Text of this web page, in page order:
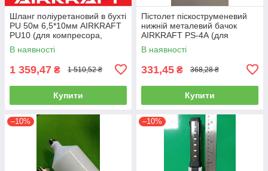
Шланг поліуретановий в бухті
PU 50м 6,5*10мм AIRKRAFT
PU10 (для компресора,
пневматичний, повітряний)
В наявності
1 359,47 ₴ 1 510,52 ₴
Купити
Пістолет піскоструменевий
нижній металевий бачок
AIRKRAFT PS-4А (для
розпилення, нагнітання,
пневмопістолет)
В наявності
331,45 ₴ 368,28 ₴
Купити
–10% –10%